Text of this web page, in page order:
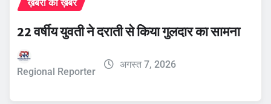
ख़बरों की ख़बर
22 वर्षीय युवती ने दराती से किया गुलदार का सामना
Regional Reporter
अगस्त 7, 2026